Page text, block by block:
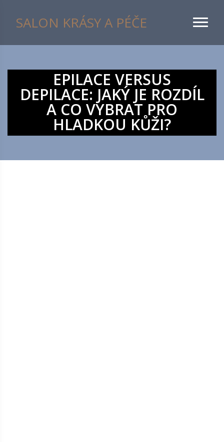
SALON KRÁSY A PÉČE
EPILACE VERSUS
DEPILACE: JAKÝ JE ROZDÍL
A CO VYBRAT PRO
HLADKOU KŮŽI?